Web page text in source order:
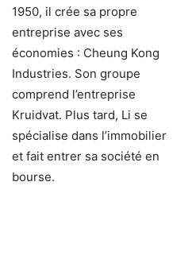
1950, il crée sa propre
entreprise avec ses
économies : Cheung Kong
Industries. Son groupe
comprend l’entreprise
Kruidvat. Plus tard, Li se
spécialise dans l’immobilier
et fait entrer sa société en
bourse.